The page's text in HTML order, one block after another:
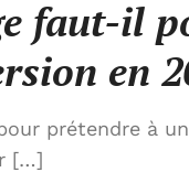
faut-il
en
prétendre à
[…]